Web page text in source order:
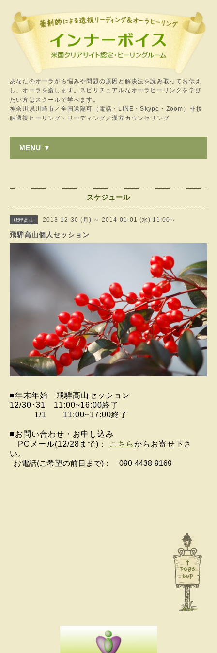
あなたのオーラから悩みや問題の原因と解決法を読み取ってお伝え
し、オーラを癒します。スピリチュアルなオーラヒーリングを学び
たい方はスクールで学べます。
神奈川県川崎市／全国遠隔可（電話・LINE・Skype・Zoom）非接
触透視ヒーリング・リーディング／漢方カウンセリング
MENU ▼
スケジュール
飛騨高山 2013-12-30 (月) ～ 2014-01-01 (水) 11:00～
飛騨高山個人セッション
■年末年始 飛騨高山セッション
12/30･31 11:00~16:00終了
1/1 11:00~17:00終了
■お問い合わせ・お申し込み
PCメール(12/28まで)：
こちらからお寄せ下さ
い。
お電話(ご希望の前日まで)： 090-4438-9169